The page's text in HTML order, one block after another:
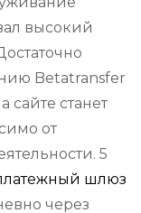
высокий
Betatransfer
сайте станет
от
5
шлюз
через